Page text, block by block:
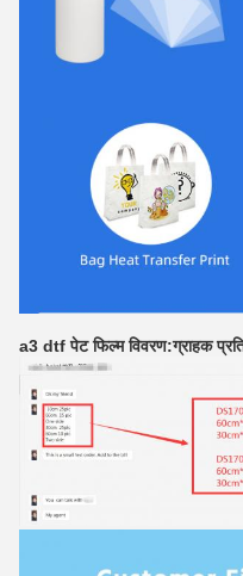
a3 dtf पेट फिल्म विवरण:ग्राहक